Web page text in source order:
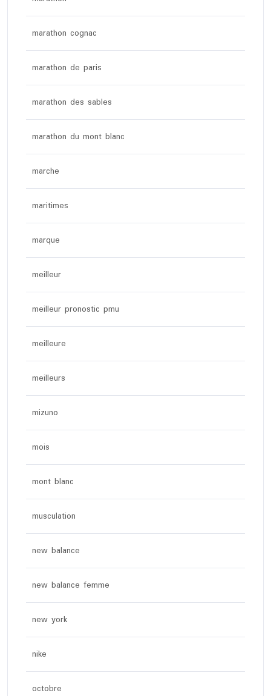
marathon cognac
marathon de paris
marathon des sables
marathon du mont blanc
marche
maritimes
marque
meilleur
meilleur pronostic pmu
meilleure
meilleurs
mizuno
mois
mont blanc
musculation
new balance
new balance femme
new york
nike
octobre